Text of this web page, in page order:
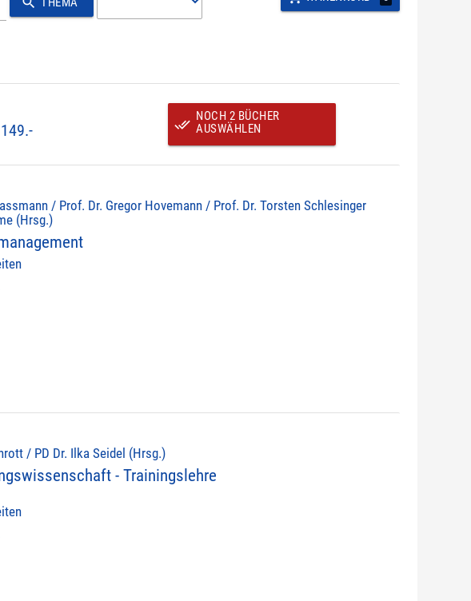
done_all
NOCH 2 BÜCHER
AUSWÄHLEN
/ Prof. Dr. Gregor Hovemann / Prof. Dr. Torsten Schlesinger
(Hrsg.)
/ PD Dr. Ilka Seidel (Hrsg.)
- Trainingslehre